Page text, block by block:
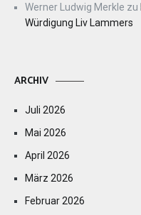
Werner Ludwig Merkle zu
Würdigung Liv Lammers
ARCHIV
Juli 2026
Mai 2026
April 2026
März 2026
Februar 2026